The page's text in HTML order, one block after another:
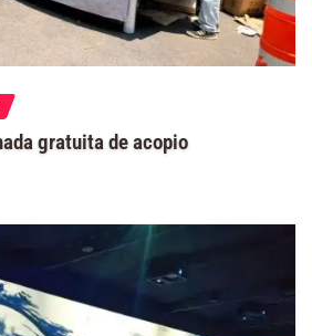
gratuita de acopio